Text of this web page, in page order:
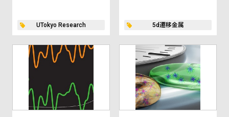
UTokyo Research 5d遷移金属